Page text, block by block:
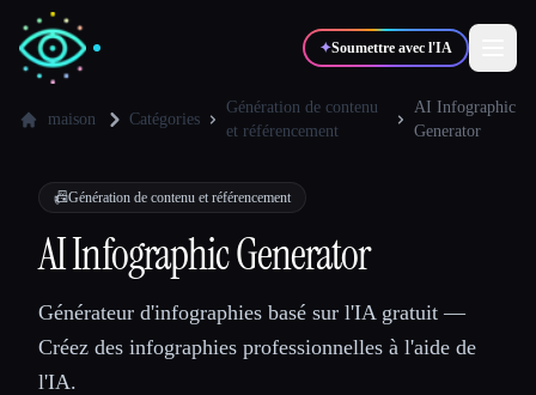
✦Soumettre avec l'IA
💻 Développeurs 📈Marketeurs
🎓Étudiants 🎬Créateurs
maison Catégories
Génération de contenu
et référencement
AI Infographic
Generator
📠Génération de contenu et référencement
AI Infographic Generator
Générateur d'infographies basé sur l'IA gratuit —
Créez des infographies professionnelles à l'aide de
l'IA.